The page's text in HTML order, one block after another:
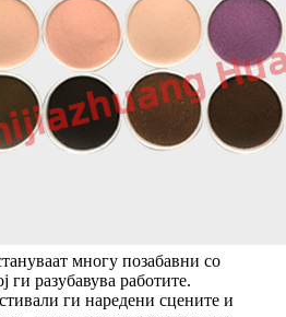
многу позабавни со
ги разубавува работите.
ги наредени сцените и